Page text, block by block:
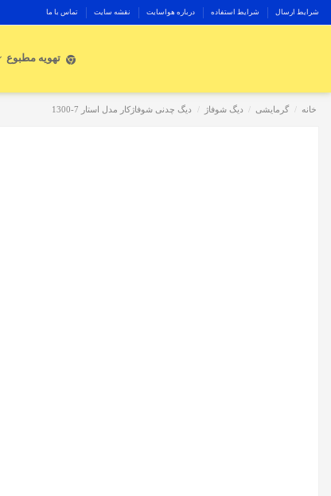
شرایط ارسال شرایط استفاده درباره هواسایت نقشه سایت تماس با ما
تهویه مطبوع
خانه گرمایشی دیگ شوفاژ دیگ چدنی شوفاژکار مدل استار 7-1300